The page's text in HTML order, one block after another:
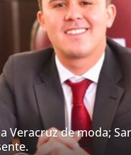
Veracruz de moda;